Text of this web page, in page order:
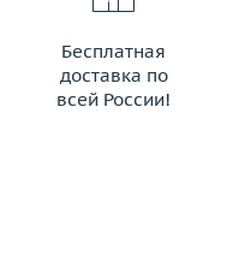
Бесплатная
доставка по
всей России!